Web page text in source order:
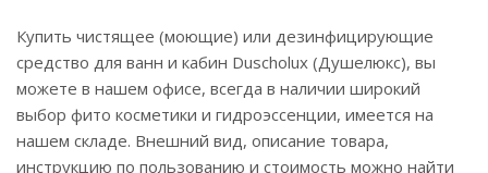
Купить чистящее (моющие) или дезинфицирующие
средство для ванн и кабин Duscholux (Душелюкс), вы
можете в нашем офисе, всегда в наличии широкий
выбор фито косметики и гидроэссенции, имеется на
нашем складе. Внешний вид, описание товара,
инструкцию по пользованию и стоимость можно найти